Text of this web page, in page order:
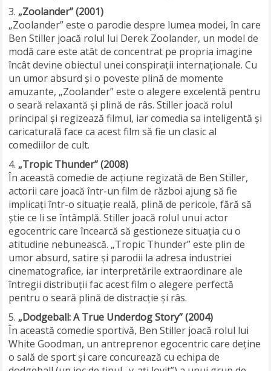
„Zoolander” (2001)
„Zoolander” este o parodie despre lumea modei, în care
Ben Stiller joacă rolul lui Derek Zoolander, un model de
modă care este atât de concentrat pe propria imagine
încât devine obiectul unei conspirații internaționale. Cu
un umor absurd și o poveste plină de momente
amuzante, „Zoolander” este o alegere excelentă pentru
o seară relaxantă și plină de râs. Stiller joacă rolul
principal și regizează filmul, iar comedia sa inteligentă și
caricaturală face ca acest film să fie un clasic al
comediilor de cult.
„Tropic Thunder” (2008)
În această comedie de acțiune regizată de Ben Stiller,
actorii care joacă într-un film de război ajung să fie
implicați într-o situație reală, plină de pericole, fără să
știe ce li se întâmplă. Stiller joacă rolul unui actor
egocentric care încearcă să gestioneze situația cu o
atitudine nebunească. „Tropic Thunder” este plin de
umor absurd, satire și parodii la adresa industriei
cinematografice, iar interpretările extraordinare ale
întregii distribuții fac acest film o alegere perfectă
pentru o seară plină de distracție și râs.
„Dodgeball: A True Underdog Story” (2004)
În această comedie sportivă, Ben Stiller joacă rolul lui
White Goodman, un antreprenor egocentric care deține
o sală de sport și care concurează cu echipa de